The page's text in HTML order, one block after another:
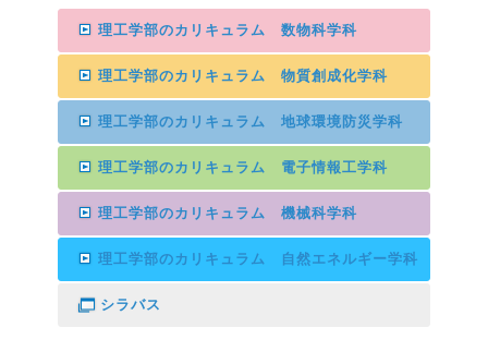
理工学部のカリキュラム 数物科学科
理工学部のカリキュラム 物質創成化学科
理工学部のカリキュラム 地球環境防災学科
理工学部のカリキュラム 電子情報工学科
理工学部のカリキュラム 機械科学科
理工学部のカリキュラム 自然エネルギー学科
シラバス